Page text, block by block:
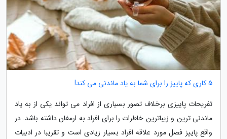
5 کاری که پاییز را برای شما به یاد ماندنی می کند!
تفریحات پاییزی برخلاف تصور بسیاری از افراد می تواند یکی از به یاد
ماندنی ترین و زیباترین خاطرات را برای افراد به ارمغان داشته باشد. در
واقع پاییز فصل مورد علاقه افراد بسیار زیادی است و تقریبا در ادبیات